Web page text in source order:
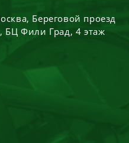
, Береговой проезд
БЦ Фили Град, 4 этаж